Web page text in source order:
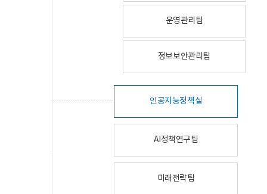
운영관리팀
정보보안관리팀
인공지능정책실
AI정책연구팀
미래전략팀